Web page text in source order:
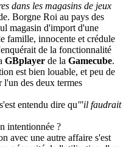
dans les magasins de jeux
Borgne Roi au pays des
magasin d'import d'une
famille, innocente et crédule
de la fonctionnalité
GBplayer de la Gamecube.
est bien louable, et peu de
l'un des deux termes
entendu dire qu'"il faudrait
intentionnée ?
avec une autre affaire s'est